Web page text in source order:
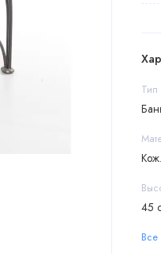
Тип
45
Все